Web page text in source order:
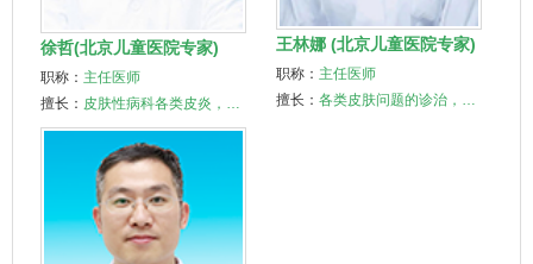
徐哲(北京儿童医院专家)
职称： 主任医师
擅长： 皮肤性病科各类皮炎，…
王林娜 (北京儿童医院专家)
职称： 主任医师
擅长： 各类皮肤问题的诊治，…